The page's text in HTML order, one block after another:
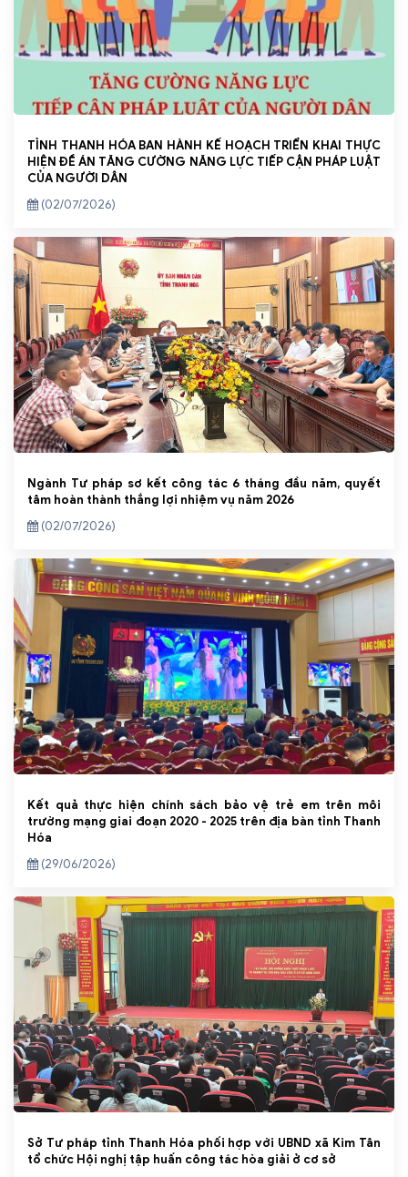
TỈNH THANH HÓA BAN HÀNH KẾ HOẠCH TRIỂN KHAI THỰC
HIỆN ĐỀ ÁN TĂNG CƯỜNG NĂNG LỰC TIẾP CẬN PHÁP LUẬT
CỦA NGƯỜI DÂN
(02/07/2026)
Ngành Tư pháp sơ kết công tác 6 tháng đầu năm, quyết
tâm hoàn thành thắng lợi nhiệm vụ năm 2026
(02/07/2026)
Kết quả thực hiện chính sách bảo vệ trẻ em trên môi
trường mạng giai đoạn 2020 - 2025 trên địa bàn tỉnh Thanh
Hóa
(29/06/2026)
Sở Tư pháp tỉnh Thanh Hóa phối hợp với UBND xã Kim Tân
tổ chức Hội nghị tập huấn công tác hòa giải ở cơ sở